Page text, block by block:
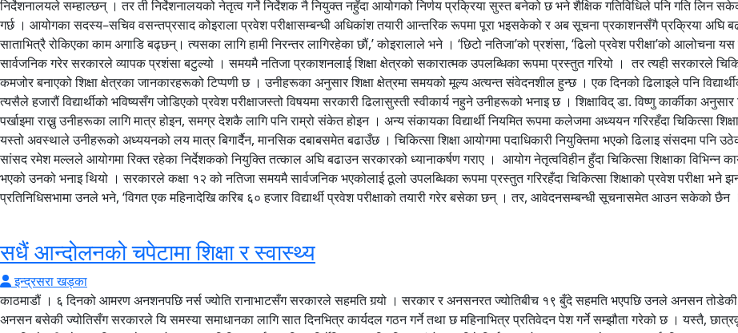
निर्देशनालयले सम्हाल्छन् । तर ती निर्देशनालयको नेतृत्व गर्ने निर्देशक नै नियुक्त नहुँदा आयोगको निर्णय प्रक्रिया सुस्त बनेको छ भने शैक्षिक गतिविधिले पनि गति लिन
गर्छ । आयोगका सदस्य–सचिव वसन्तप्रसाद कोइराला प्रवेश परीक्षासम्बन्धी अधिकांश तयारी आन्तरिक रूपमा पूरा भइसकेको र अब सूचना प्रकाशनसँगै प्रक्रिया अघि
साताभित्रै रोकिएका काम अगाडि बढ्छन्। त्यसका लागि हामी निरन्तर लागिरहेका छौं,’ कोइरालाले भने । ‘छिटो नतिजा’को प्रशंसा, ‘ढिलो प्रवेश परीक्षा’को आलोचना यस
सार्वजनिक गरेर सरकारले व्यापक प्रशंसा बटुल्यो । समयमै नतिजा प्रकाशनलाई शिक्षा क्षेत्रको सकारात्मक उपलब्धिका रूपमा प्रस्तुत गरियो । तर त्यही सरकारले
कमजोर बनाएको शिक्षा क्षेत्रका जानकारहरूको टिप्पणी छ । उनीहरूका अनुसार शिक्षा क्षेत्रमा समयको मूल्य अत्यन्त संवेदनशील हुन्छ । एक दिनको ढिलाइले पनि
त्यसैले हजारौं विद्यार्थीको भविष्यसँग जोडिएको प्रवेश परीक्षाजस्तो विषयमा सरकारी ढिलासुस्ती स्वीकार्य नहुने उनीहरूको भनाइ छ । शिक्षाविद् डा. विष्णु कार्कीका अनुसार
पर्खाइमा राख्नु उनीहरूका लागि मात्र होइन, समग्र देशकै लागि पनि राम्रो संकेत होइन । अन्य संकायका विद्यार्थी नियमित रूपमा कलेजमा अध्ययन गरिरहँदा चिकित्सा
यस्तो अवस्थाले उनीहरूको अध्ययनको लय मात्र बिगार्दैन, मानसिक दबाबसमेत बढाउँछ । चिकित्सा शिक्षा आयोगमा पदाधिकारी नियुक्तिमा भएको ढिलाइ संसदमा पनि
सांसद रमेश मल्लले आयोगमा रिक्त रहेका निर्देशकको नियुक्ति तत्काल अघि बढाउन सरकारको ध्यानाकर्षण गराए । आयोग नेतृत्वविहीन हुँदा चिकित्सा शिक्षाका विभिन्न
भएको उनको भनाइ थियो । सरकारले कक्षा १२ को नतिजा समयमै सार्वजनिक भएकोलाई ठूलो उपलब्धिका रूपमा प्रस्तुत गरिरहँदा चिकित्सा शिक्षाको प्रवेश परीक्षा भने
प्रतिनिधिसभामा उनले भने, ‘विगत एक महिनादेखि करिब ६० हजार विद्यार्थी प्रवेश परीक्षाको तयारी गरेर बसेका छन् । तर, आवेदनसम्बन्धी सूचनासमेत आउन सकेको छैन
सधैं आन्दोलनको चपेटामा शिक्षा र स्वास्थ्य
इन्द्रसरा खड्का
काठमाडौं । ६ दिनको आमरण अनशनपछि नर्स ज्योति रानाभाटसँग सरकारले सहमति गर्‍यो । सरकार र अनसनरत ज्योतिबीच १९ बुँदे सहमति भएपछि उनले अनसन तोडेकी छिन् । नर्स तथा मिडवाइफहरूको पारिश्रमिक, सेवा–सुविधाको माग गर्दै अनसन बसेकी ज्योतिसँग सरकारले यि समस्या समाधानका लागि सात दिनभित्र कार्यदल गठन गर्ने तथा छ महिनाभित्र प्रतिवेदन पेश गर्ने सम्झौता गरेको छ । यस्तै, छात्रवृत्तिमा अध्ययन गरेका नर्स तथा मिडवाइफहरूको योग्यता र विशेषज्ञताअनुसार तह, जिम्मेवारी, सेवा–सुविधा र नेतृत्वको अवसर सुनिश्चित गर्न सम्बन्धित निर्देशिका ३० दिनभित्र संशोधन गरिने निर्णय भएको छ । सरकारले सहायक नर्स–मिडवाइफ (एएनएम) लाई प्रवीणता प्रमाणपत्र तह नर्सिङ अध्ययनका लागि छात्रवृत्तिको व्यवस्था मिलाउने, आगामी शैक्षिक सत्रदेखि भर्ना नीति कायम गर्ने तथा सबै अस्पतालमा नर्सिङ प्रोसेस, नर्सिङ केयर प्लान, नर्सिङ डकुमेन्टेसन, नर्सिङ इभालुएसन, औषधि व्यवस्थापन, संक्रमण नियन्त्रण, बिरामी सुरक्षा तथा नियमित नर्सिङ अडिट अनिवार्य रूपमा लागू गर्ने प्रतिबद्धता जनाएको छ । देशभरका हजारौं नर्स र मिडवाइफको आवाज बोकेर अनशन बसेकी उनले यो सम्झौतापछि मंगलबार अनशन तोडेकी हुन् । बिरामीको जीवनसँग प्रत्यक्ष जोडिएको जिम्मेवारी निर्वाह गर्ने स्वास्थ्यकर्मीले आफ्नै जीवन धान्न संघर्ष गर्नुपरेको अवस्था उनीहरूको आन्दोलनको मूल कारण हो । नर्समाथिको श्रमशोषण अन्त्य गर्नुपर्ने माग वर्षौंदेखि उठ्दै आएको छ । गत वर्ष पनि यही माग राख्दै देशभरका नर्सहरू सडकमा उत्रिएका थिए । आन्दोलनपछि सरकार, निजी मेडिकल कलेज र नर्स प्रतिनिधिबीच निजी मेडिकल कलेजमा कार्यरत नर्सलाई सरकारी पाँचौं तहसरह मासिक ३४ हजार ७३० रुपैयाँ पारिश्रमिक उपलब्ध गराउने सहमति भएको थियो, जुन गत वर्षको कात्तिकदेखि लागू गर्ने भनिएको थियो । तर सहमति कागजमै सीमित रह्यो । अधिकांशले अहिलेसम्म पनि निर्णयअनुसारको पारिश्रमिक नपाएको नर्सहरूको गुनासो छ । यही कारण उनीहरू फेरि १५ बुँदे मागसहित आन्दोलनमा छन् । माइतीघर मण्डलामा मंगलबारदेखि आमरण अनशनमा बसेका इन्टर्न चिकित्सक डिल्ली हरिजनको माग पनि एउटै छ, ‘श्रमको सम्मान र न्यायपूर्ण पारिश्रमिक ।’ ‘चार महिनासम्म शिक्षा तथा खेलकुद मन्त्रालय, चिकित्सा शिक्षा आयोगलगायतका निकायका ढोका ढकढक्याउँदा पनि माग सुनुवाइ नभएपछि अन्तिम विकल्पका रूपमा आमरण अनशन रोज्नुपरेको हो,’ उनले भने । चार महिनादेखि विभिन्न निकाय धाउँदा–धाउँदा थाकियो,’ उनी भन्छन्,‘ हाम्रा मागप्रति कसैको ध्यान गएन । ध्यान दिएका निकायले पनि अहिलेसम्म ठोस कदम चालेको देखिएन । सडकमा आउनु र अनसन बस्नु अन्तिम विकल्प भएकाले यही कदम रोजेको हुँ ।’ इन्टर्न हरिजनको आन्दोलनको केन्द्रमा एमबीबीएस तथा बीडीएस इन्टर्न चिकित्सकले पाउने निर्वाह भत्ता छ । चिकित्सा शिक्षाको पाठ्यक्रमअनुसार एमबीबीएस र बीडीएस उत्तीर्ण गरेपछि एक वर्ष इन्टर्नसिप अनिवार्य हुन्छ । यही अवधिमा उनीहरूले अस्पतालमा नियमित चिकित्सकसरह बिरामी जाँच्ने, उपचारमा सहभागी हुने, आकस्मिक सेवा दिने, वार्ड ड्युटी गर्ने र रातभर ’अन–कल’ बस्नेसम्मका जिम्मेवारी निर्वाह गर्छन् । कामको प्रकृति एउटै भए पनि सरकारी र निजी अस्पतालमा इन्टर्न गर्ने चिकित्सकले पाउने भत्तामा भने ठूलो असमानता छ । सरकारी अस्पतालमा इन्टर्न गर्ने चिकित्सकले मासिक २३ हजार रुपैयाँ निर्वाह भत्ता पाउँदा निजी मेडिकल कलेज तथा अस्पतालमा इन्टर्न गर्नेहरू अझै पनि करिब १० हजार रुपैयाँमै काम गर्न बाध्य छन् । यही विभेद अन्त्य गरी सबै इन्टर्न चिकित्सकलाई समान दरमा निर्वाह भत्ता उपलब्ध गराउनुपर्ने माग उनीहरूको छ । उनीहरूका अनुसार यो अतिरिक्त सुविधा मागिएको होइन, एउटै प्रकृतिको श्रमको समान मूल्यांकनको माग हो । स्वास्थ्य क्षेत्रमा श्रमको सम्मान र उचित पारिश्रमिकको लडाइँ ज्योति रानाभाट वा इन्टर्न चिकित्सक डिल्ली हरिजनबाट मात्रै सुरु भएको होइन, यो संघर्ष वर्षौंदेखि दोहोरिँदै आएको कथा हो । गत वर्ष पनि स्नातकोत्तर तह (पोस्ट ग्राजुएट–पीजी) अध्ययनरत रेजिडेन्ट चिकित्सकहरू यही माग लिएर सडकमा उत्रिएका थिए । सरकारी अस्पतालमा कार्यरत रेजिडेन्ट चिकित्सकसरह निर्वाह भत्ता र सेवा–सुविधा उपलब्ध गराउनुपर्ने माग राख्दै उनीहरूले लामो आन्दोलन गरेका थिए । आन्दोलनका क्रममा अस्पतालका सेवा प्रभावित भए, सरकारसँग पटक–पटक वार्ता भयो र अन्ततः सहमति पनि जुट्यो । तर त्यो सहमतिको आधारले नै नयाँ विवाद जन्मायो। सरकार र आन्दोलनरत पक्षबीच निजी मेडिकल कलेजको विद्यार्थी भर्ना (सिट) संख्या बढाउने सर्तमा सहमति भएपछि आन्दोलन स्थगित भयो । सरकारका लागि त्यो तत्कालको समाधान थियो, तर रेजिडेन्ट चिकित्सकहरूका लागि होइन । आन्दोलनमा सहभागी चिकित्सकहरूको भनाइमा, उनीहरूको मूल माग श्रमको उचित मूल्यांकन र समान सेवा–सुविधा सुनिश्चित गर्नु थियो । तर त्यसको सट्टा विद्यार्थी सिट संख्या बढाउने निर्णय गरियो, जसले आन्दोलनको मर्म सम्बोधन गर्न सकेन । त्यसैले उनीहरू आज पनि उक्त निर्णयप्रति असन्तुष्टि जनाइरहेका छन् । सञ्चालक पनि असन्तुष्ट स्वास्थ्य क्षेत्रमा आन्दोलन गर्ने सूचीमा नर्स, इन्टर्न वा रेजिडेन्ट चिकित्सक मात्र छैनन् । बेला–बेलामा निजी मेडिकल कलेज तथा अस्पताल सञ्चालक पनि आफ्ना माग लिएर सरकारविरुद्ध उत्रिने गरेका छन् । निजी मेडिकल तथा डेन्टल कलेजहरूको छाता संस्था एसोसिएसन अफ प्राइभेट मेडिकल एण्ड डेन्टल कलेज अफ नेपालले हालै सरकारलाई आन्दोलनको चेतावनीसहित ध्यानाकर्षणपत्र बुझाएको छ । संस्थाले सरकारले गोविन्द केसीसँग गरेको पछिल्लो सहमतिमा असन्तुष्टि जनाएका छन् । विशेषगरी साउन ११ गते सरकार र डा. केसीबीच भएको सहमतिको तेस्रो र चौथो बुँदाप्रति सञ्चालकहरूको आपत्ति छ । तेस्रो बुँदामा निजी शिक्षण संस्थामा एमबीबीएस तथा बीडीएसको सिट संख्या नबढाइने, तर सार्वजनिक शिक्षण संस्थाको सिट विस्तारमा अवरोध नहुने उल्लेख छ भने चौथो बुँदामा चिकित्सा शिक्षा सञ्चालन गर्ने संस्थाहरू गैरनाफामूलक र सेवामूलक संस्थाका रूपमा रहने व्यवस्था गर्ने लेखिएको छ । यी दुवै बुँदा तत्काल खारेज गर्नुपर्ने माग गर्दै सञ्चालकहरूले सरकारले निर्णय सच्याएन भने चरणबद्ध आन्दोलनमा उत्रिने चेतावनी दिएका छन् । उनीहरूले एमबीबीएस र बीडीएसको सिट संख्या विस्तार रोक्ने निर्णय कार्यान्वयन गरिए आफूहरूले इन्टर्न चिकित्सकलाई उपलब्ध गराउँदै आएको निर्वाह भत्ता नै रोक्न सक्ने भनेका छन् । एकातिर इन्टर्न चिकित्सकहरू न्यायोचित निर्वाह भत्ताको माग गर्दै सडकमा छन् भने अर्कोतिर निजी मेडिकल कलेज सञ्चालकहरू त्यही भत्तालाई आन्दोलनको हतियार बनाउने चेतावनी दिइरहेका छन् । यसरी हेर्दा नेपालको स्वास्थ्य क्षेत्रमा आन्दोलन कुनै एक समूहको असन्तुष्टि मात्र होइन, नर्सदेखि इन्टर्न चिकित्सक, रेजिडेन्ट चिकित्सकदेखि निजी अस्पताल सञ्चालकसम्म सबै आफ्ना–आफ्ना माग बोकेर सडकमा उत्रिरहेका छन् । बेलाबेला चिकित्सकहरू पनि आफूमाथि अन्याय भएको भन्दै बेलाबेला सडकमा आउँछन् । उनीहरू अस्पतालका आकस्मिक र ओपीडी सेवा ठप्प पार्दै सडक रोज्छन् । अस्पतालमा भएको तोडफोड र चिकित्सकमाथि भएका कुटपिटका घटनालाई लिएर चिकित्सक काम छोड्दै सडकमा आउँछन् । शिक्षामा पनि उस्तै दृश्य स्वास्थ्य क्षेत्रजस्तै शिक्षा क्षेत्र पनि पछिल्ला वर्षहरूमा आन्दोलनको स्थायी थलो बन्दै गएको छ । कहिले विद्यार्थी, कहिले शिक्षक, कहिले विद्यालय कर्मचारी, त कहिले निजी विद्यालय सञ्चालक फरक–फरक समयमा फरक–फरक समूह सडकमा उत्रिन्छन् । शैक्षिक परामर्शका नाममा सञ्चालित कन्सल्टेन्सीदेखि निजी विद्यालयका छाता संगठनसम्म बेला बेलामा आफ्ना माग बोकेर आन्दोलनमा उत्रिने गरेका छन् । शिक्षा क्षेत्रमा सबैभन्दा लामो र संगठित आन्दोलन भने विद्यालय शिक्षा ऐनको विषयमा देखिएको छ । २०७२ सालदेखि नयाँ विद्यालय शिक्षा ऐन जारी गर्नुपर्ने माग राख्दै आएको नेपाल शिक्षक महासंघले पटक–पटक विद्यालय बन्ददेखि काठमाडौं केन्द्रित प्रदर्शनसम्मका आन्दोलन गर्दै आएको छ । ऐन नबन्दा शिक्षक र विद्यालय कर्मचारीका सेवा–सुविधा मात्र प्रभावित भएका छैनन्, समग्र विद्यालय शिक्षाको व्यवस्थापन नै अन्योलमा परेको महासंघको तर्क छ । यही मागका कारण हजारौं शिक्षकले पटक–पटक कक्षाकोठा छाडेर सडक रोज्दै आएका छन् ।